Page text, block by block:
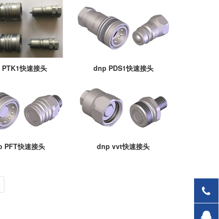
快速接头 dnp PDS1快速接头
PFT快速接头 dnp vvt快速接头